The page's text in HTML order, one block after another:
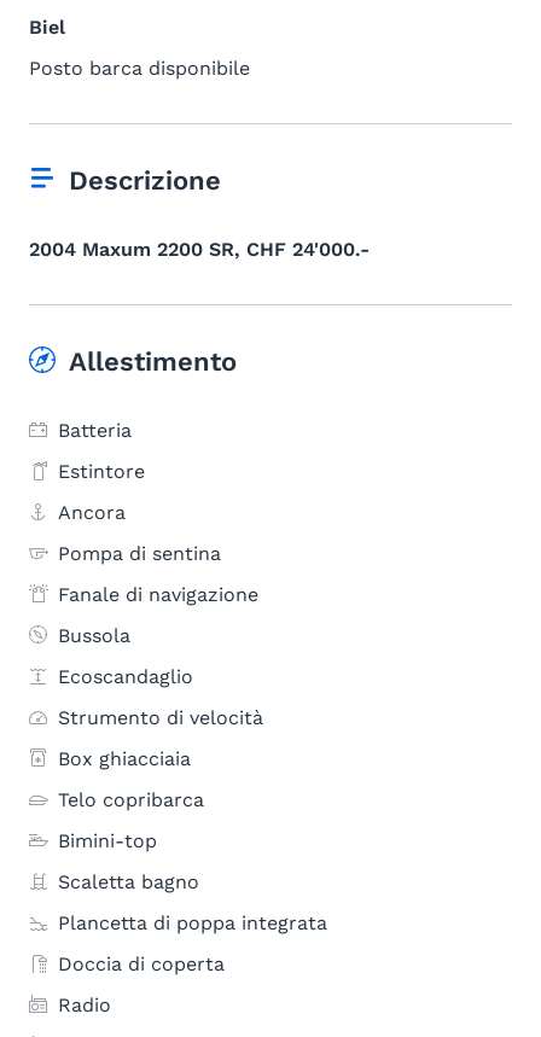
Biel
Posto barca disponibile
Descrizione
2004 Maxum 2200 SR, CHF 24'000.-
Allestimento
Batteria
Estintore
Ancora
Pompa di sentina
Fanale di navigazione
Bussola
Ecoscandaglio
Strumento di velocità
Box ghiacciaia
Telo copribarca
Bimini-top
Scaletta bagno
Plancetta di poppa integrata
Doccia di coperta
Radio